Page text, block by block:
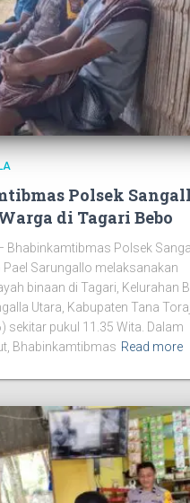
Polsek
di Tagari Bebo
Bhabinkamtibmas Polsek
Pael Sarungallo melaksanakan
binaan di Tagari, Kelurahan
Utara, Kabupaten Tana
sekitar pukul 11.35 Wita. Dalam
Bhabinkamtibmas Read more